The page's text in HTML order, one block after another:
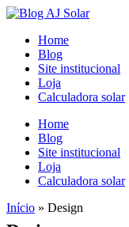
Home
Blog
Site institucional
Loja
Calculadora solar
Home
Blog
Site institucional
Loja
Calculadora solar
Início » Design